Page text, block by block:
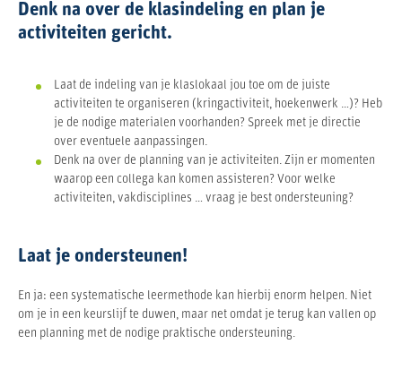
Denk na over de klasindeling en plan je
activiteiten gericht.
Laat de indeling van je klaslokaal jou toe om de juiste
activiteiten te organiseren (kringactiviteit, hoekenwerk …)? Heb
je de nodige materialen voorhanden? Spreek met je directie
over eventuele aanpassingen.
Denk na over de planning van je activiteiten. Zijn er momenten
waarop een collega kan komen assisteren? Voor welke
activiteiten, vakdisciplines … vraag je best ondersteuning?
Laat je ondersteunen!
En ja: een systematische leermethode kan hierbij enorm helpen. Niet
om je in een keurslijf te duwen, maar net omdat je terug kan vallen op
een planning met de nodige praktische ondersteuning.